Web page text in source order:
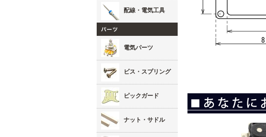
配線・電気工具
電気パーツ
ビス・スプリング
ピックガード
ナット・サドル